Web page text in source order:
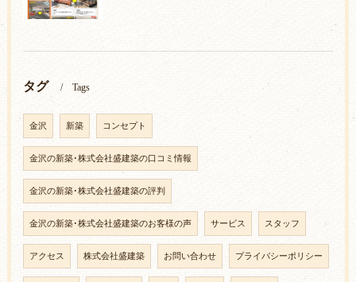
タグ Tags
金沢 新築 コンセプト
金沢の新築･株式会社盛建築の口コミ情報
金沢の新築･株式会社盛建築の評判
金沢の新築･株式会社盛建築のお客様の声 サービス スタッフ
アクセス 株式会社盛建築 お問い合わせ プライバシーポリシー